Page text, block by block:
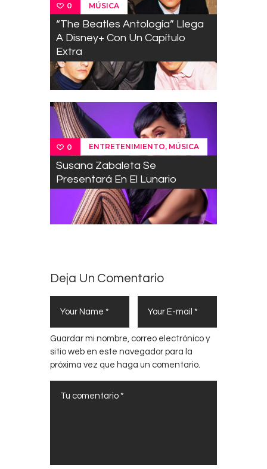
0 MÚSICA
“The Beatles Antología” Llega
A Disney+ Con Un Capítulo
Extra
0 ENTRETENIMIENTO, MÚSICA
Susana Zabaleta Se
Presentará En El Lunario
Deja Un Comentario
Guardar mi nombre, correo electrónico y
sitio web en este navegador para la
próxima vez que haga un comentario.